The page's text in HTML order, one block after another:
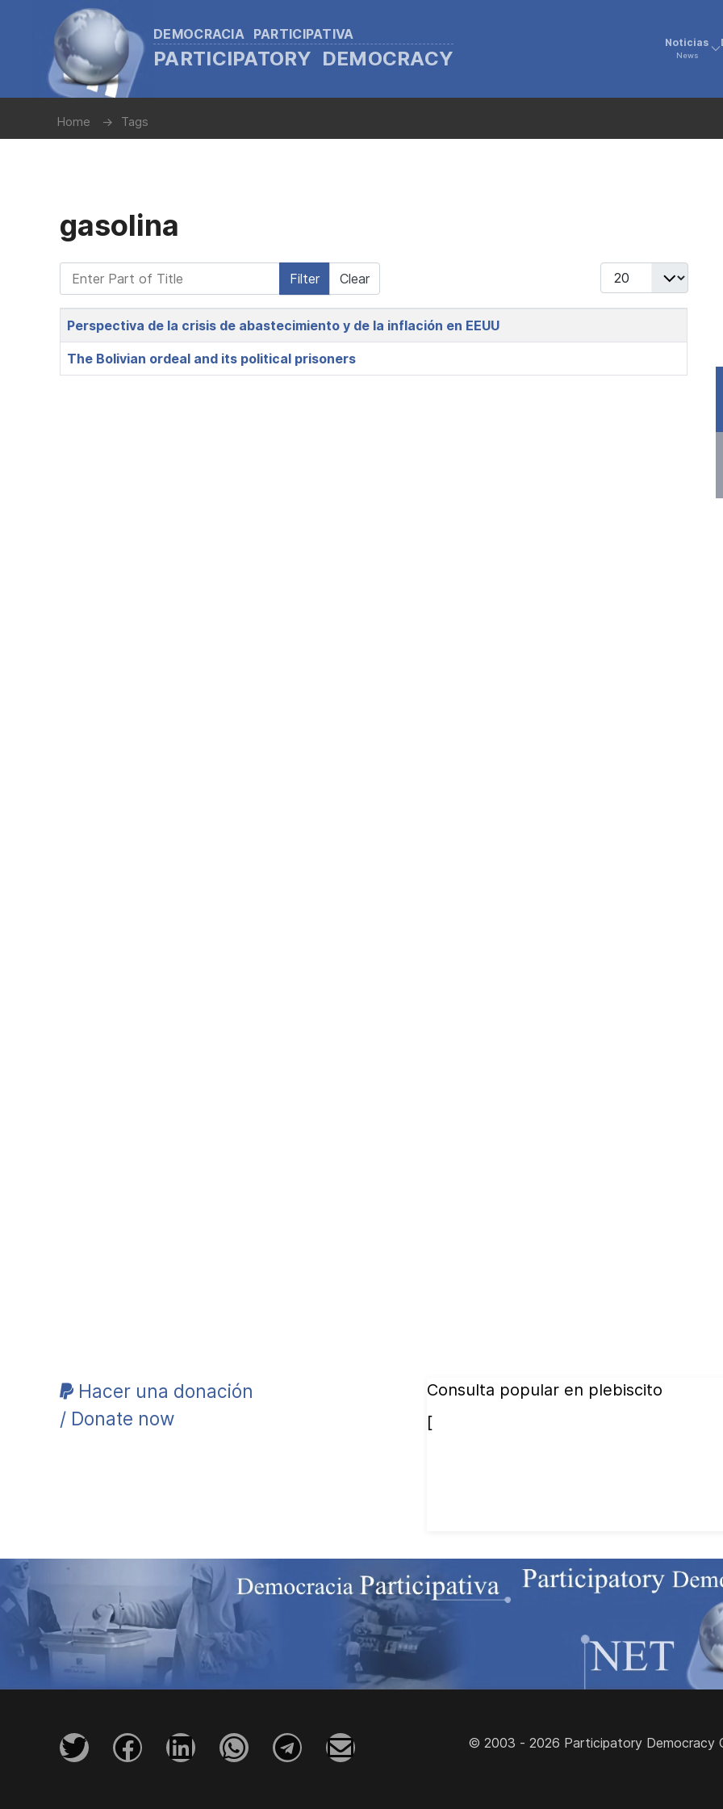
DEMOCRACIA PARTICIPATIVA
PARTICIPATORY DEMOCRACY
Noticias
News
Home Tags
gasolina
Enter Part of Title Filter Clear Display #
Title
Perspectiva de la crisis de abastecimiento y de la inflación en EEUU
The Bolivian ordeal and its political prisoners
Hacer una donación
/ Donate now
Consulta popular en plebiscito
[
© 2003 - 2026 Participatory Democracy